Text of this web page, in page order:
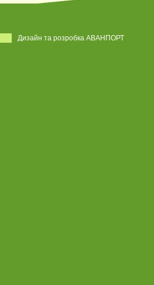
Дизайн та розробка АВАНПОРТ